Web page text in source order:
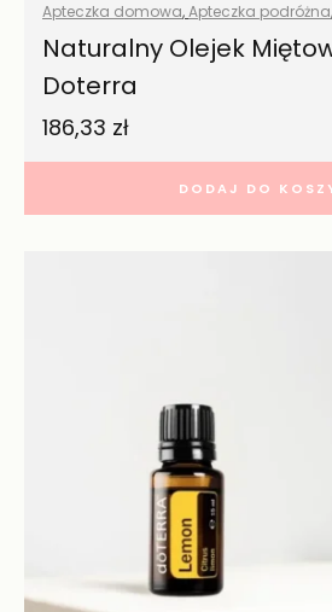
Apteczka domowa,Apteczka podróżna,
domu, Olejki eteryczne naturalne ,
Przyprawy i zioła
Wszystkie produkty
Naturalny Olejek
Doterra
186,33 zł
DODAJ DO